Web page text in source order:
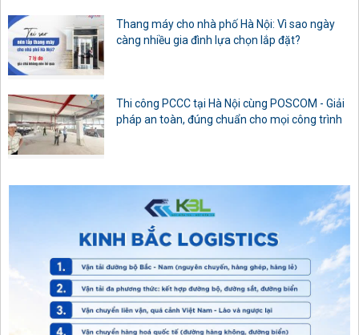
Thang máy cho nhà phố Hà Nội: Vì sao ngày
càng nhiều gia đình lựa chọn lắp đặt?
Thi công PCCC tại Hà Nội cùng POSCOM - Giải
pháp an toàn, đúng chuẩn cho mọi công trình